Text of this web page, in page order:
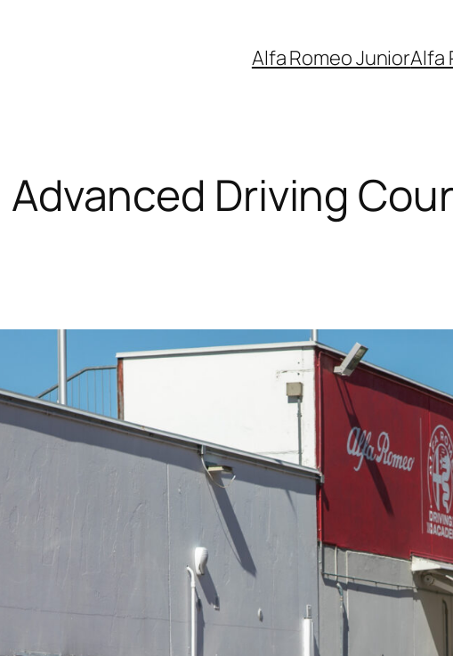
Alfa Romeo JuniorAlfa
Advanced Driving